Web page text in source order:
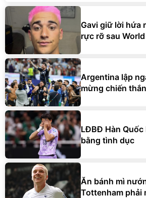
Gavi giữ lời hứa
rực rỡ sau
Argentina lập
mừng chiến
LĐBĐ Hàn
bằng tình dục
Ăn bánh mì
Tottenham phải